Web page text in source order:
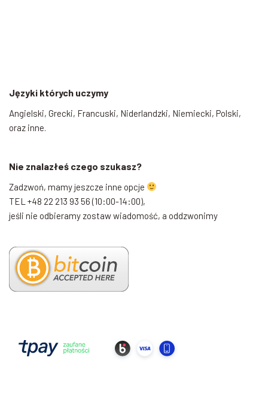
Języki których uczymy
Angielski, Grecki, Francuski, Niderlandzki, Niemiecki, Polski,
oraz inne.
Nie znalazłeś czego szukasz?
Zadzwoń, mamy jeszcze inne opcje
TEL +48 22 213 93 56 (10:00-14:00),
jeśli nie odbieramy zostaw wiadomość, a oddzwonimy